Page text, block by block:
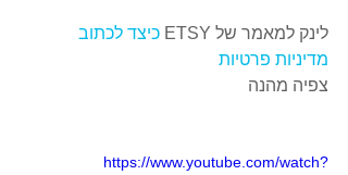
לינק למאמר של ETSY
כיצד לכתוב
מדיניות פרטיות
צפיה מהנה
https://www.youtube.com/watch?